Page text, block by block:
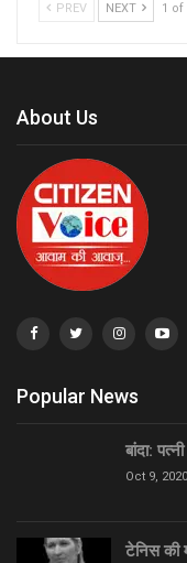
PREV NEXT 1 of
About Us
Popular News
बांदा:
Oct 9, 2020
टेनिस की